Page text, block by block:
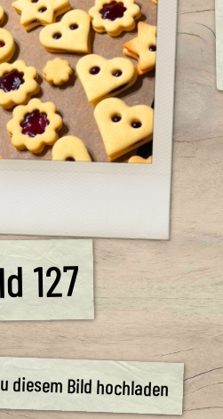
127
diesem Bild hochladen